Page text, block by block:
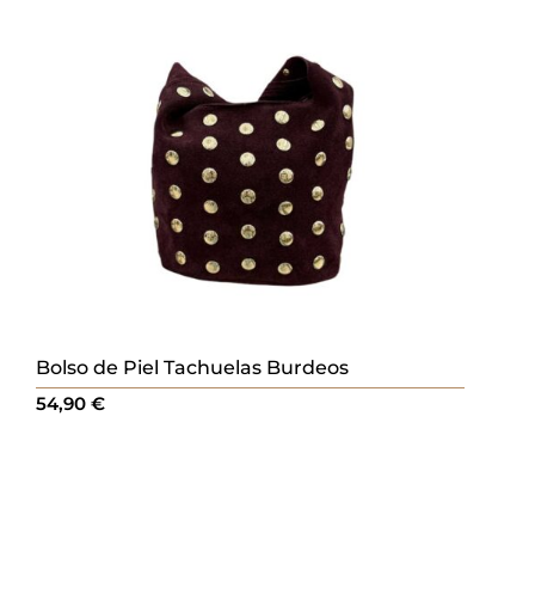
Bolso de Piel Tachuelas Burdeos
54,90€